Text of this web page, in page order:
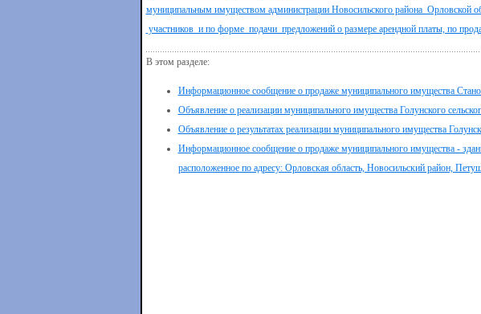
муниципальным имуществом администрации Новосильского района Орловской
участников и по форме подачи предложений о размере арендной платы, по
В этом разделе:
Информационное сообщение о продаже муниципального имущества
Объявление о реализации муниципального имущества Голунского
Объявление о результатах реализации муниципального имущества
Информационное сообщение о продаже муниципального имущества -
расположенное по адресу: Орловская область, Новосильский район,